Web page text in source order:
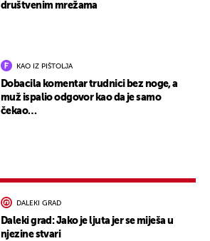
društvenim mrežama
KAO IZ PIŠTOLJA
Dobacila komentar trudnici bez noge, a
muž ispalio odgovor kao da je samo
čekao…
DALEKI GRAD
Daleki grad: Jako je ljuta jer se miješa u
njezine stvari